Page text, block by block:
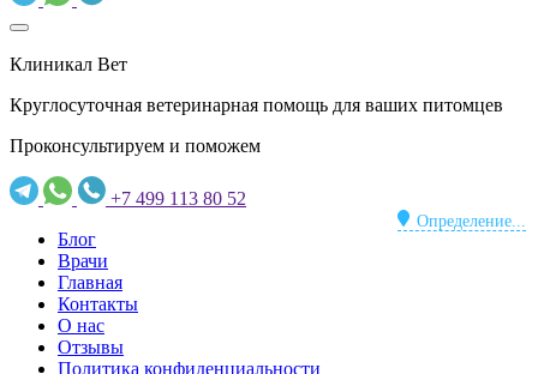
Клиникал Вет
Круглосуточная ветеринарная помощь для ваших питомцев
Проконсультируем и поможем
+7 499 113 80 52
Определение...
Блог
Врачи
Главная
Контакты
О нас
Отзывы
Политика конфиденциальности